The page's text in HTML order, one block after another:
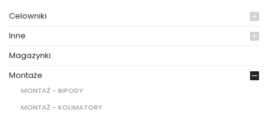
Celowniki
Inne
Magazynki
Montaże
MONTAŻ - BIPODY
MONTAŻ - KOLIMATORY